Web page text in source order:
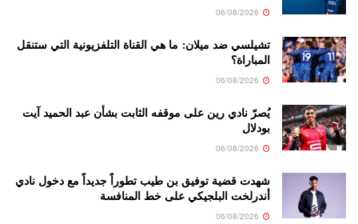
تشيلسي ضد ميلان: ما هي القناة التلفزيونية التي ستنقل
المباراة؟
يُصرّ نادي رين على موقفه الثابت بشأن عبد الحميد آيت
بودلال
شهدت قضية توفيق بن طيب تطوراً جديداً مع دخول نادي
أندرلخت البلجيكي على خط المنافسة